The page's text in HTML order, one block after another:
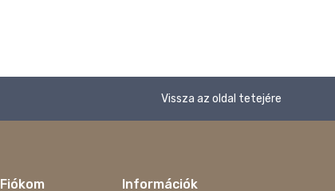
Vissza az oldal tetejére
Fiókom Információk